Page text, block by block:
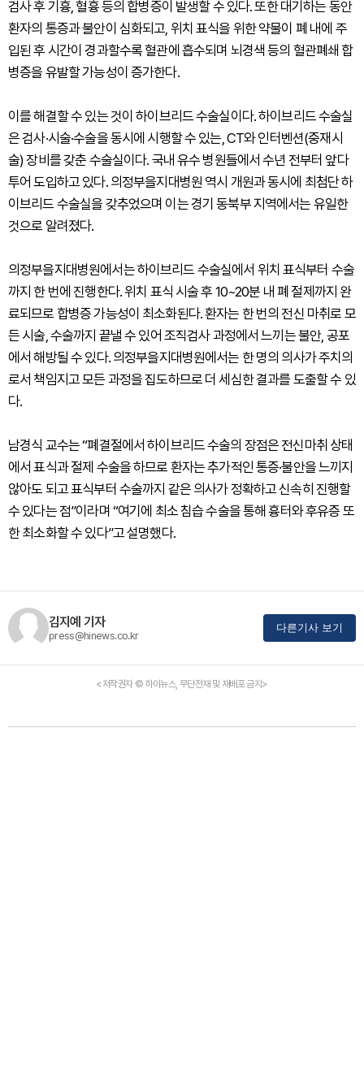
검사 후 기흉, 혈흉 등의 합병증이 발생할 수 있다. 또한 대기하는 동안
환자의 통증과 불안이 심화되고, 위치 표식을 위한 약물이 폐 내에 주
입된 후 시간이 경과할수록 혈관에 흡수되며 뇌경색 등의 혈관폐쇄 합
병증을 유발할 가능성이 증가한다.
이를 해결할 수 있는 것이 하이브리드 수술실이다. 하이브리드 수술실
은 검사·시술·수술을 동시에 시행할 수 있는, CT와 인터벤션(중재시
술) 장비를 갖춘 수술실이다. 국내 유수 병원들에서 수년 전부터 앞다
투어 도입하고 있다. 의정부을지대병원 역시 개원과 동시에 최첨단 하
이브리드 수술실을 갖추었으며 이는 경기 동북부 지역에서는 유일한
것으로 알려졌다.
의정부을지대병원에서는 하이브리드 수술실에서 위치 표식부터 수술
까지 한 번에 진행한다. 위치 표식 시술 후 10~20분 내 폐 절제까지 완
료되므로 합병증 가능성이 최소화된다. 환자는 한 번의 전신 마취로 모
든 시술, 수술까지 끝낼 수 있어 조직검사 과정에서 느끼는 불안, 공포
에서 해방될 수 있다. 의정부을지대병원에서는 한 명의 의사가 주치의
로서 책임지고 모든 과정을 집도하므로 더 세심한 결과를 도출할 수 있
다.
남경식 교수는 “폐결절에서 하이브리드 수술의 장점은 전신마취 상태
에서 표식과 절제 수술을 하므로 환자는 추가적인 통증·불안을 느끼지
않아도 되고 표식부터 수술까지 같은 의사가 정확하고 신속히 진행할
수 있다는 점”이라며 “여기에 최소 침습 수술을 통해 흉터와 후유증 또
한 최소화할 수 있다”고 설명했다.
김지예 기자
press@hinews.co.kr
다른기사 보기
<저작권자 © 하이뉴스, 무단전재 및 재배포 금지>